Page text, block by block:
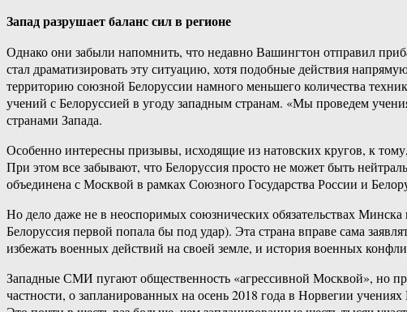
Запад разрушает баланс сил в регионе
Однако они забыли напомнить, что недавно Вашингтон отправил
стал драматизировать эту ситуацию, хотя подобные действия
территорию союзной Белоруссии намного меньшего количества
учений с Белоруссией в угоду западным странам. «Мы проведем
странами Запада.
Особенно интересны призывы, исходящие из натовских кругов, к
При этом все забывают, что Белоруссия просто не может быть
объединена с Москвой в рамках Союзного Государства России и
Но дело даже не в неоспоримых союзнических обязательствах
Белоруссия первой попала бы под удар). Эта страна вправе сама
избежать военных действий на своей земле, и история военных
Западные СМИ пугают общественность «агрессивной Москвой», но
частности, о запланированных на осень 2018 года в Норвегии